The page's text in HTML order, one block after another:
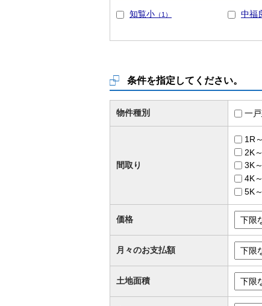
知覧小 （1） 中福
条件を指定してください。
物件種別 一
間取り
1R～
2K～
3K～
4K～
5K～
価格
月々のお支払額
土地面積